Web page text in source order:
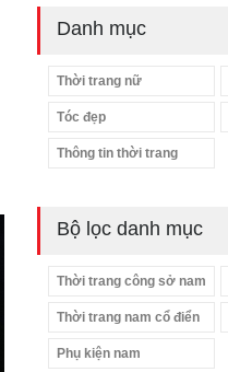
Danh mục
Thời trang nữ
Tóc đẹp
Thông tin thời trang
Bộ lọc danh mục
Thời trang công sở nam
Thời trang nam cổ điển
Phụ kiện nam